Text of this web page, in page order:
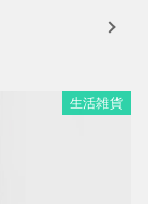
生活雑貨